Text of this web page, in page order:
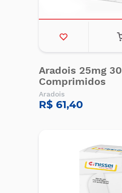
Aradois 25mg 30
Comprimidos
Aradois
R$ 61,40